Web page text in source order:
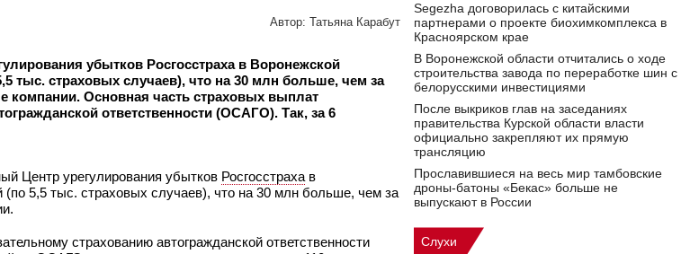
Автор: Татьяна Карабут
убытков Росгосстраха в Воронежской
тыс. страховых случаев), что на 30 млн больше, чем за
Основная часть страховых выплат
ответственности (ОСАГО). Так, за 6
Центр урегулирования убытков Росгосстраха в
5,5 тыс. страховых случаев), что на 30 млн больше, чем за
страхованию автогражданской ответственности
Segezha договорилась с китайскими
партнерами о проекте биохимкомплекса в
Красноярском крае
В Воронежской области отчитались о ходе
строительства завода по переработке шин с
белорусскими инвестициями
После выкриков глав на заседаниях
правительства Курской области власти
официально закрепляют их прямую
трансляцию
Прославившиеся на весь мир тамбовские
дроны-батоны «Бекас» больше не
выпускают в России
Слухи